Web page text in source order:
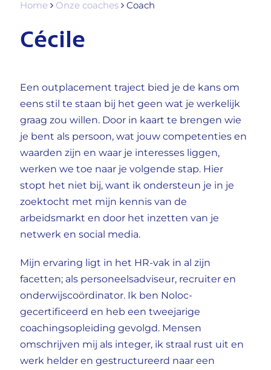
Home Onze coaches Coach
Cécile
Een outplacement traject bied je de kans om
eens stil te staan bij het geen wat je werkelijk
graag zou willen. Door in kaart te brengen wie
je bent als persoon, wat jouw competenties en
waarden zijn en waar je interesses liggen,
werken we toe naar je volgende stap. Hier
stopt het niet bij, want ik ondersteun je in je
zoektocht met mijn kennis van de
arbeidsmarkt en door het inzetten van je
netwerk en social media.
Mijn ervaring ligt in het HR-vak in al zijn
facetten; als personeelsadviseur, recruiter en
onderwijscoördinator. Ik ben Noloc-
gecertificeerd en heb een tweejarige
coachingsopleiding gevolgd. Mensen
omschrijven mij als integer, ik straal rust uit en
werk helder en gestructureerd naar een